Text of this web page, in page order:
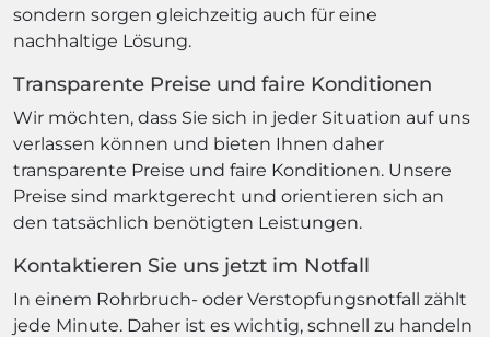
sondern sorgen gleichzeitig auch für eine
nachhaltige Lösung.
Transparente Preise und faire Konditionen
Wir möchten, dass Sie sich in jeder Situation auf uns
verlassen können und bieten Ihnen daher
transparente Preise und faire Konditionen. Unsere
Preise sind marktgerecht und orientieren sich an
den tatsächlich benötigten Leistungen.
Kontaktieren Sie uns jetzt im Notfall
In einem Rohrbruch- oder Verstopfungsnotfall zählt
jede Minute. Daher ist es wichtig, schnell zu handeln